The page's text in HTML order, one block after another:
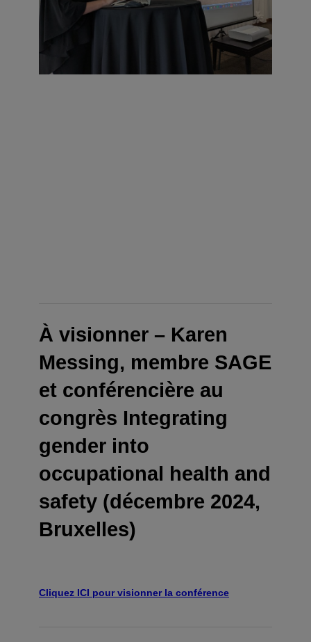
À visionner – Karen
Messing, membre SAGE
et conférencière au
congrès Integrating
gender into
occupational health and
safety (décembre 2024,
Bruxelles)
Cliquez ICI pour visionner la conférence